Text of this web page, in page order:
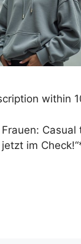
within
Casual
im